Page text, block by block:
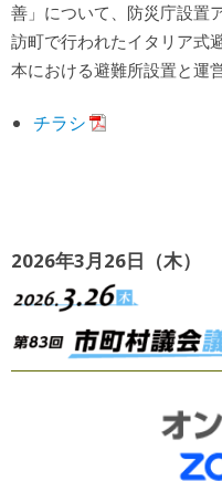
善」について、防災庁設置
訪町で行われたイタリア式
本における避難所設置と運
チラシ
2026年3月26日（木）